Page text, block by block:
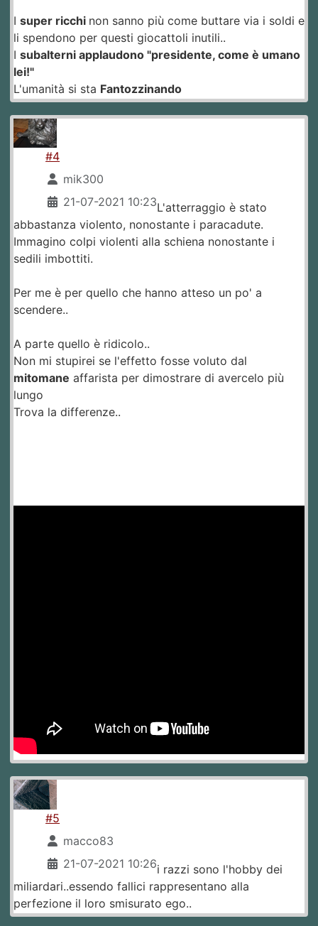
I super ricchi non sanno più come buttare via i soldi e
li spendono per questi giocattoli inutili..
I subalterni applaudono "presidente, come è umano
lei!"
L'umanità si sta Fantozzinando
#4
mik300
21-07-2021 10:23L'atterraggio è stato
abbastanza violento, nonostante i paracadute.
Immagino colpi violenti alla schiena nonostante i
sedili imbottiti.
Per me è per quello che hanno atteso un po' a
scendere..
A parte quello è ridicolo..
Non mi stupirei se l'effetto fosse voluto dal
mitomane affarista per dimostrare di avercelo più
lungo
Trova la differenze..
#5
macco83
21-07-2021 10:26i razzi sono l'hobby dei
miliardari..essendo fallici rappresentano alla
perfezione il loro smisurato ego..